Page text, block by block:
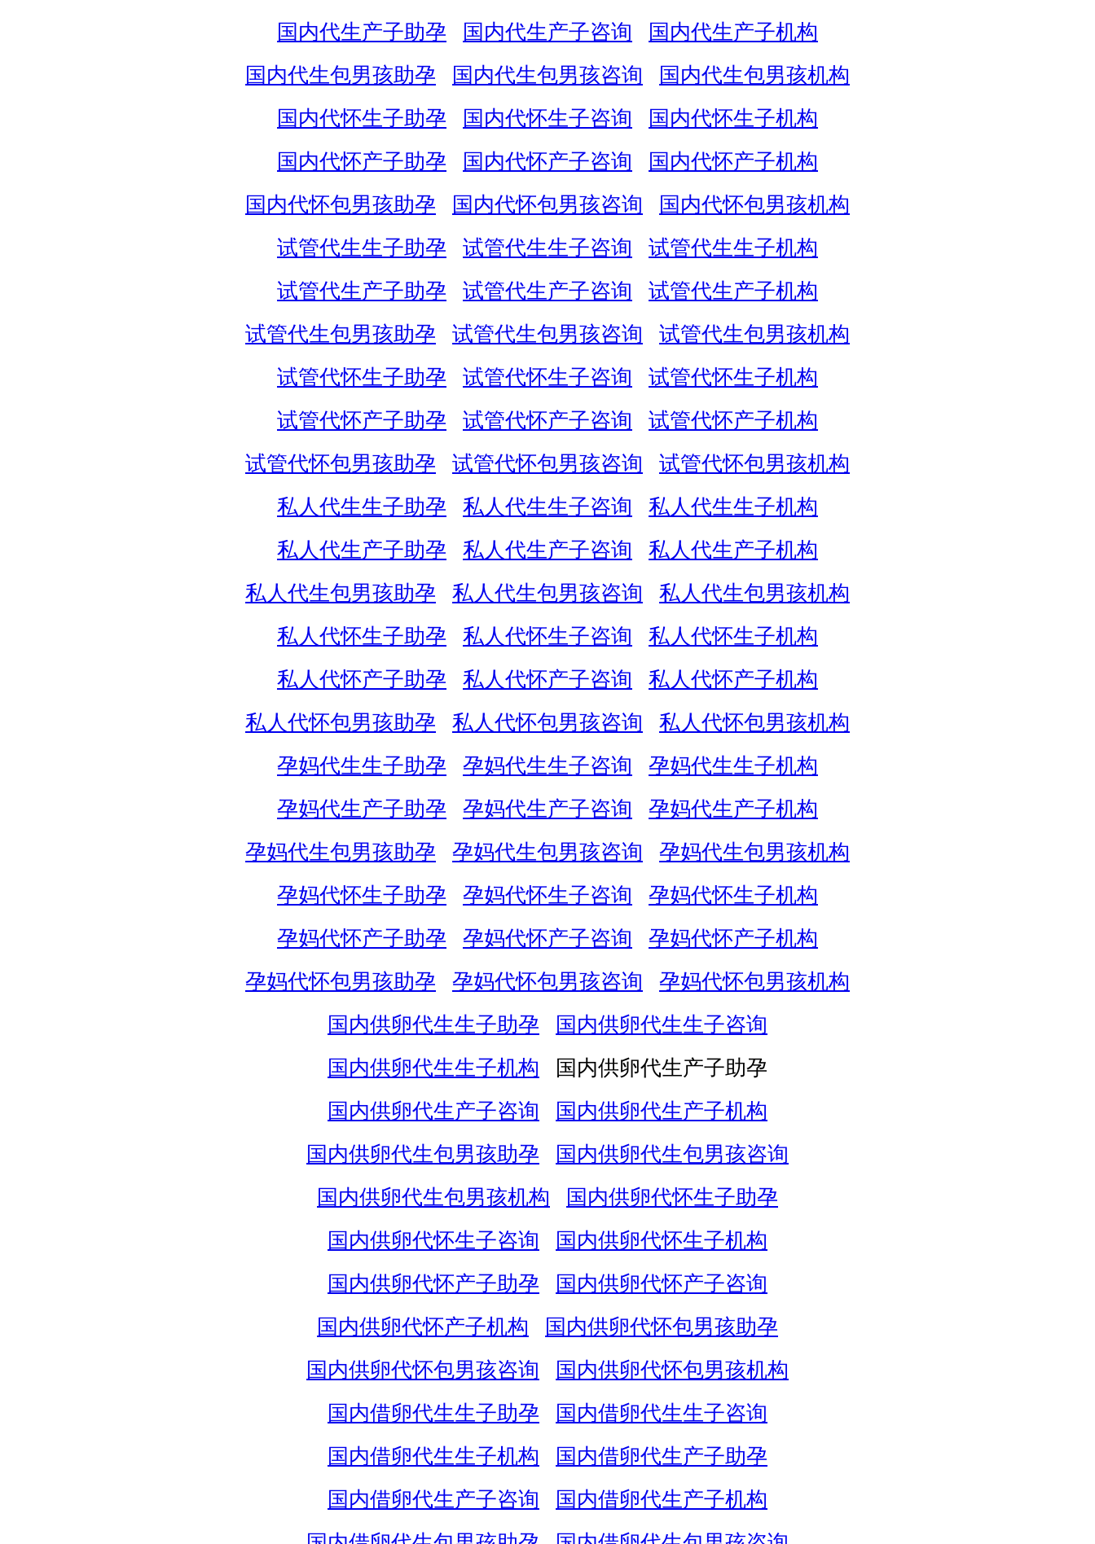
国内代生产子助孕
国内代生产子咨询
国内代生产子机构
国内代生包男孩助孕
国内代生包男孩咨询
国内代生包男孩机构
国内代怀生子助孕
国内代怀生子咨询
国内代怀生子机构
国内代怀产子助孕
国内代怀产子咨询
国内代怀产子机构
国内代怀包男孩助孕
国内代怀包男孩咨询
国内代怀包男孩机构
试管代生生子助孕
试管代生生子咨询
试管代生生子机构
试管代生产子助孕
试管代生产子咨询
试管代生产子机构
试管代生包男孩助孕
试管代生包男孩咨询
试管代生包男孩机构
试管代怀生子助孕
试管代怀生子咨询
试管代怀生子机构
试管代怀产子助孕
试管代怀产子咨询
试管代怀产子机构
试管代怀包男孩助孕
试管代怀包男孩咨询
试管代怀包男孩机构
私人代生生子助孕
私人代生生子咨询
私人代生生子机构
私人代生产子助孕
私人代生产子咨询
私人代生产子机构
私人代生包男孩助孕
私人代生包男孩咨询
私人代生包男孩机构
私人代怀生子助孕
私人代怀生子咨询
私人代怀生子机构
私人代怀产子助孕
私人代怀产子咨询
私人代怀产子机构
私人代怀包男孩助孕
私人代怀包男孩咨询
私人代怀包男孩机构
孕妈代生生子助孕
孕妈代生生子咨询
孕妈代生生子机构
孕妈代生产子助孕
孕妈代生产子咨询
孕妈代生产子机构
孕妈代生包男孩助孕
孕妈代生包男孩咨询
孕妈代生包男孩机构
孕妈代怀生子助孕
孕妈代怀生子咨询
孕妈代怀生子机构
孕妈代怀产子助孕
孕妈代怀产子咨询
孕妈代怀产子机构
孕妈代怀包男孩助孕
孕妈代怀包男孩咨询
孕妈代怀包男孩机构
国内供卵代生生子助孕
国内供卵代生生子咨询
国内供卵代生生子机构
国内供卵代生产子助孕
国内供卵代生产子咨询
国内供卵代生产子机构
国内供卵代生包男孩助孕
国内供卵代生包男孩咨询
国内供卵代生包男孩机构
国内供卵代怀生子助孕
国内供卵代怀生子咨询
国内供卵代怀生子机构
国内供卵代怀产子助孕
国内供卵代怀产子咨询
国内供卵代怀产子机构
国内供卵代怀包男孩助孕
国内供卵代怀包男孩咨询
国内供卵代怀包男孩机构
国内借卵代生生子助孕
国内借卵代生生子咨询
国内借卵代生生子机构
国内借卵代生产子助孕
国内借卵代生产子咨询
国内借卵代生产子机构